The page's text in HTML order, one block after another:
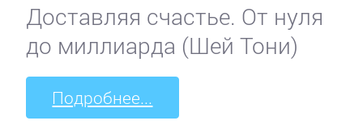
Доставляя счастье. От нуля
до миллиарда (Шей Тони)
Подробнее...